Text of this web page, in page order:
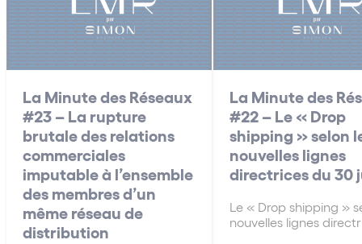
La Minute des Réseaux
#23 – La rupture
brutale des relations
commerciales
imputable à l’ensemble
des membres d’un
même réseau de
distribution
La Minute des
#22 – Le « Drop
shipping » selon
nouvelles lignes
directrices du 30
Le « Drop shipping »
nouvelles lignes